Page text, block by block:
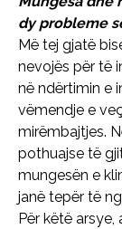
dy probleme
Më tej gjatë
nevojës për të
në ndërtimin e
vëmendje e
mirëmbajtjes.
pothuajse të
mungesën e
janë tepër të
Për këtë